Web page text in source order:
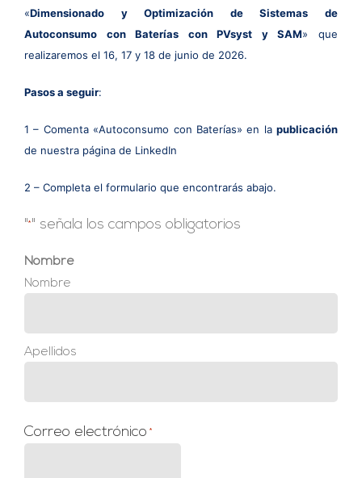
«Dimensionado y Optimización de Sistemas de
Autoconsumo con Baterías con PVsyst y SAM» que
realizaremos el 16, 17 y 18 de junio de 2026.
Pasos a seguir:
1 – Comenta «Autoconsumo con Baterías» en lapublicación
de nuestra página de LinkedIn
2 – Completa el formulario que encontrarás abajo.
"*" señala los campos obligatorios
Nombre
Nombre
Apellidos
Correo electrónico *